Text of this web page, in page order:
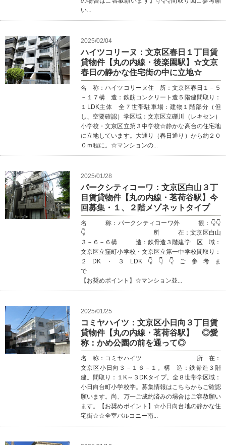
い...
2025/02/04
ハイツコリーヌ：文京区春日１丁目賃
貸物件【丸の内線・後楽園駅】☆文京
春日の静かな住宅街の中に立地☆
名 称：ハイツコリーヌ住 所：文京区春日１－５
－１７構 造：鉄筋コンクリート造５階建間取り：
１LDK主体 全７世帯駐車場：建物１階部分（但
し、空要確認）学区域：文京区立礫川（レキセン）
小学校・文京区立第３中学校☆静かな高台の住宅地
に立地しています。大通り（春日通り）から約２０
０ｍ程に。☆マンションの...
2025/01/28
パークシティコーワ：文京区白山３丁
目賃貸物件【丸の内線・茗荷谷駅】今
回募集・１、２階メゾネットタイプ
名 称：パークシティコーワ外 観：👇👇
👇 所 在：文京区白山
３－６－６構 造：鉄骨造３階建学 区 域：
文京区立窪町小学校・文京区立第一中学校間取り：
２DK・３LDK👇👇👇ご参考ま
【お奨めポイント】☆マンション並...
2025/01/25
コミヤハイツ：文京区小日向３丁目賃
貸物件【丸の内線・茗荷谷駅】 ◎愛
称：かめ公園の前を通って◎
名 称：コミヤハイツ 所 在：
文京区小日向３－１６－１。構 造：鉄骨造３階
建。間取り：１K～３DKタイプ。全８世帯学区域：
小日向台町小学校学。募集情報はこちらからご確認
願います。尚、万一ご成約済みの場合はご容赦願い
ます。【お奨めポイント】☆小日向台地の静かな住
宅街☆☆全室バルコニー南...